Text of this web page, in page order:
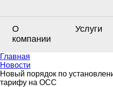
О
компании
Услуги
Главная
Новости
Новый порядок по
тарифу на ОСС